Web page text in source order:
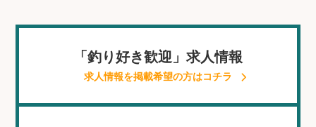
「釣り好き歓迎」求人情報
求人情報を掲載希望の方はコチラ